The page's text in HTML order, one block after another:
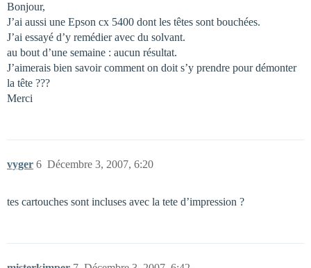
Bonjour,
J’ai aussi une Epson cx 5400 dont les têtes sont bouchées.
J’ai essayé d’y remédier avec du solvant.
au bout d’une semaine : aucun résultat.
J’aimerais bien savoir comment on doit s’y prendre pour démonter
la tête ???
Merci
vyger Décembre 3, 2007, 6:20
6
tes cartouches sont incluses avec la tete d’impression ?